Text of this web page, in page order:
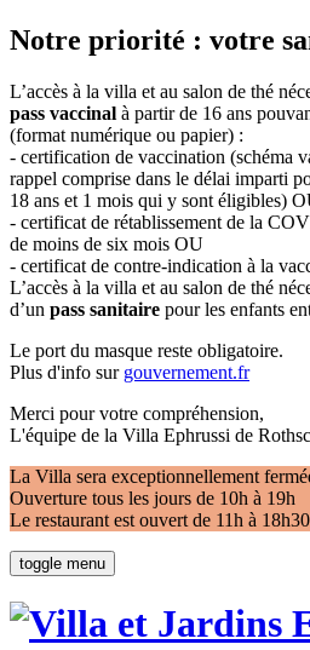
Notre priorité : votre
L’accès à la villa et au salon de thé
pass vaccinal à partir de 16 ans
(format numérique ou papier) :
- certification de vaccination (schéma
rappel comprise dans le délai imparti
18 ans et 1 mois qui y sont éligibles)
- certificat de rétablissement de la
de moins de six mois OU
- certificat de contre-indication à la
L’accès à la villa et au salon de thé
d’un pass sanitaire pour les enfants
Le port du masque reste obligatoire.
Plus d'info sur gouvernement.fr
Merci pour votre compréhension,
L'équipe de la Villa Ephrussi de
La Villa sera exceptionnellement
Ouverture tous les jours de 10h à 19h
Le restaurant est ouvert de 11h à 18h30
toggle menu